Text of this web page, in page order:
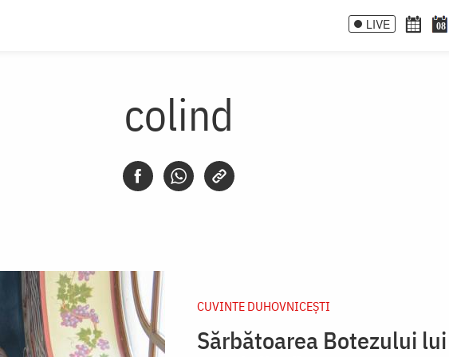
LIVE 08
colind
CUVINTE DUHOVNICEȘTI
Sărbătoarea Botezului